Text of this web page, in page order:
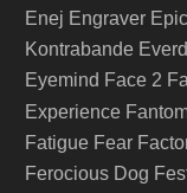
Enej Engraver
Kontrabande
Eyemind Face 2
Experience
Fatigue Fear
Ferocious Dog